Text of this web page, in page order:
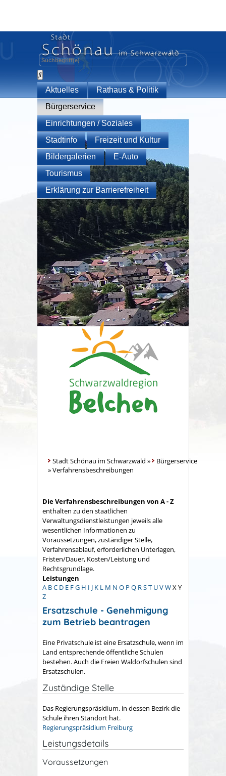
Aktuelles
Rathaus & Politik
Bürgerservice
Einrichtungen / Soziales
Stadtinfo
Freizeit und Kultur
Bildergalerien
E-Auto
Tourismus
Erklärung zur Barrierefreiheit
Stadt Schönau im Schwarzwald »
Bürgerservice
»Verfahrensbeschreibungen
Die Verfahrensbeschreibungen von A - Z
enthalten zu den staatlichen
Verwaltungsdienstleistungen jeweils alle
wesentlichen Informationen zu
Voraussetzungen, zuständiger Stelle,
Verfahrensablauf, erforderlichen Unterlagen,
Fristen/Dauer, Kosten/Leistung und
Rechtsgrundlage.
Leistungen
A BC D E FG H I J K L M N O P Q RST UVWX Y
Z
Ersatzschule - Genehmigung
zum Betrieb beantragen
Eine Privatschule ist eine Ersatzschule, wenn im
Land entsprechende öffentliche Schulen
bestehen.Auch die Freien Waldorfschulen sind
Ersatzschulen.
Zuständige Stelle
Das Regierungspräsidium, in dessen Bezirk die
Schule ihren Standort hat.
Regierungspräsidium Freiburg
Leistungsdetails
Voraussetzungen